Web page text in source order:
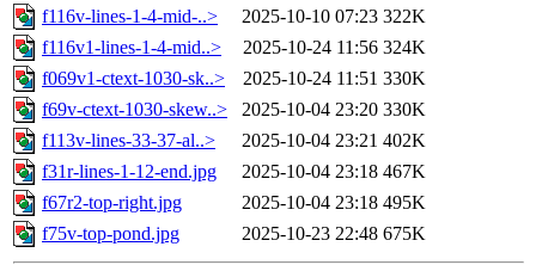
f116v-lines-1-4-mid-..>
2025-10-10 07:23 322K
f116v1-lines-1-4-mid..>
2025-10-24 11:56 324K
f069v1-ctext-1030-sk..>
2025-10-24 11:51 330K
f69v-ctext-1030-skew..>
2025-10-04 23:20 330K
f113v-lines-33-37-al..>
2025-10-04 23:21 402K
f31r-lines-1-12-end.jpg
2025-10-04 23:18 467K
f67r2-top-right.jpg
2025-10-04 23:18 495K
f75v-top-pond.jpg
2025-10-23 22:48 675K